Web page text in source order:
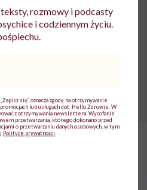
mają wyłącznie
i nie stanowią porady
należy bezwzględnie
lekarzem.
rozmowy i podcasty
i codziennym życiu.
się” oznacza zgodę na otrzymywanie
lub usługach dot. Hello Zdrowie. W
z otrzymywania newslettera. Wycofanie
przetwarzania, którego dokonano przed
o przetwarzaniu danych osobowych, w tym
Polityce prywatności